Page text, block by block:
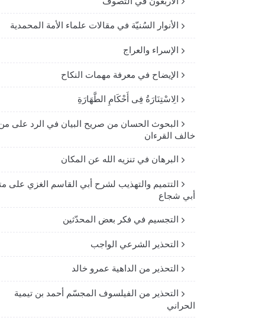
الأنوار السُنيّة في مقالات علماء الأمة المحمدية
الإسراء والعراج
الإيضاح في معرفة مهمات النكاح
الِاسْتِنَارَةُ فِى أَحْكَامِ الطَّهَارَةِ
البحوث الحسان من صريح البيان في الرد على
خالف القرءان
البرهان في تنزيه الله عن المكان
التتميم والتهذيب لشرح أبي القاسم الغزي على
أبي شجاع
التجسيم في فكر بعض المحدّثين
التحذير الشرعي الواجب
التحذير من الداهية عمرو خالد
التحذير من الفيلسوف المجسّم أحمد بن تيمية
الحراني